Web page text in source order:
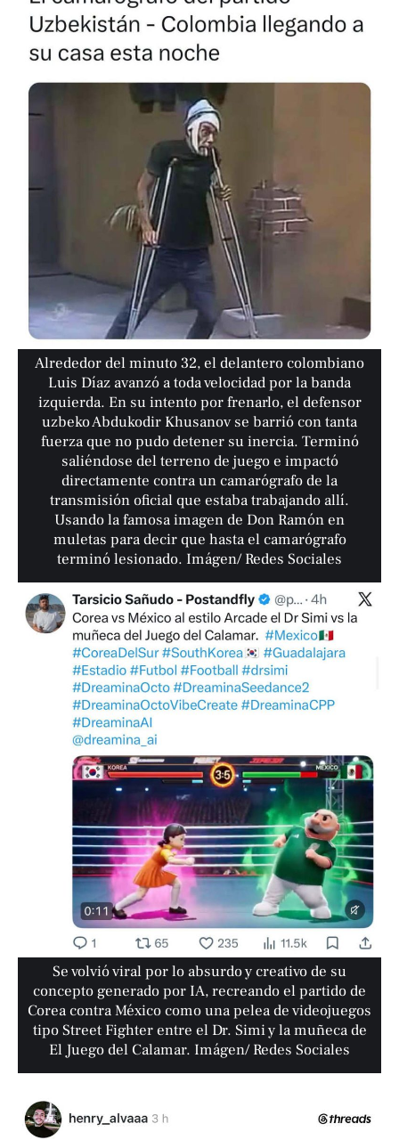
Alrededor del minuto 32, el delantero colombiano
Luis Díaz avanzó a toda velocidad por la banda
izquierda. En su intento por frenarlo, el defensor
uzbeko Abdukodir Khusanov se barrió con tanta
fuerza que no pudo detener su inercia. Terminó
saliéndose del terreno de juego e impactó
directamente contra un camarógrafo de la
transmisión oficial que estaba trabajando allí.
Usando la famosa imagen de Don Ramón en
muletas para decir que hasta el camarógrafo
terminó lesionado. Imágen/ Redes Sociales
Se volvió viral por lo absurdo y creativo de su
concepto generado por IA, recreando el partido de
Corea contra México como una pelea de videojuegos
tipo Street Fighter entre el Dr. Simi y la muñeca de
El Juego del Calamar. Imágen/ Redes Sociales